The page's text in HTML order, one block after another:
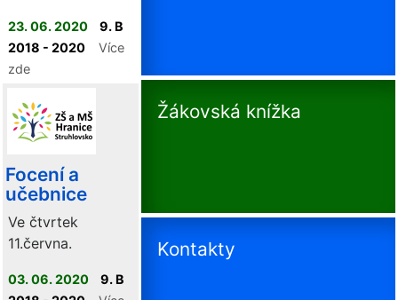
23. 06. 2020
9. B
2018 - 2020
Více
zde
Focení a
učebnice
Ve čtvrtek
11.června.
03. 06. 2020
9. B
Žákovská knížka
Kontakty